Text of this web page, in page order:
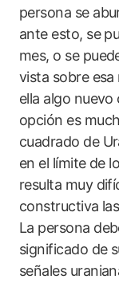
persona se
ante esto, se
mes, o se
vista sobre
ella algo nuevo
opción es
cuadrado de
en el límite de
resulta muy
constructiva
La persona
significado de
señales